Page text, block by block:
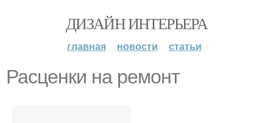
ДИЗАЙН ИНТЕРЬЕРА
главная новости статьи
Расценки на ремонт